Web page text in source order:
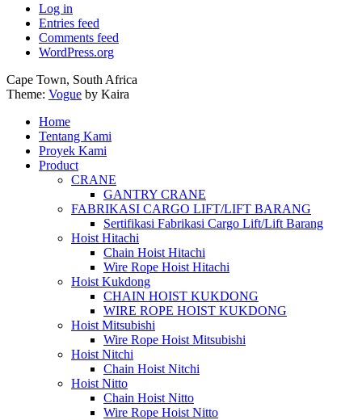
Log in
Entries feed
Comments feed
WordPress.org
Cape Town, South Africa
Theme: Vogue by Kaira
Home
Tentang Kami
Proyek Kami
Product
CRANE
GANTRY CRANE
FABRIKASI CARGO LIFT/LIFT BARANG
Sertifikasi Fabrikasi Cargo Lift/Lift Barang
Hoist Hitachi
Chain Hoist Hitachi
Wire Rope Hoist Hitachi
Hoist Kukdong
CHAIN HOIST KUKDONG
WIRE ROPE HOIST KUKDONG
Hoist Mitsubishi
Wire Rope Hoist Mitsubishi
Hoist Nitchi
Chain Hoist Nitchi
Hoist Nitto
Chain Hoist Nitto
Wire Rope Hoist Nitto